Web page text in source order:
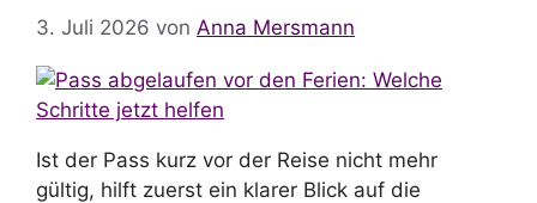
3. Juli 2026 von Anna Mersmann
Ist der Pass kurz vor der Reise nicht mehr
gültig, hilft zuerst ein klarer Blick auf die